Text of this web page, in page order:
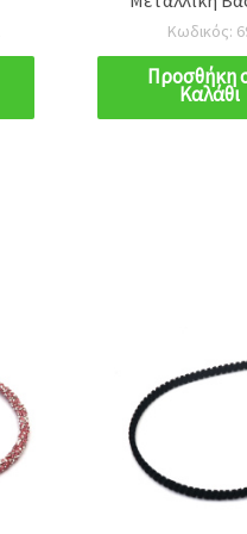
Λαμπερή,
Κωδικός:
Προσθήκη
Καλάθι